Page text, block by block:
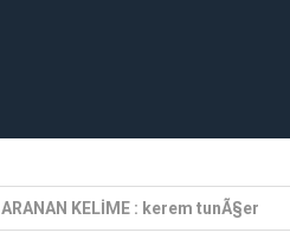
ARANAN KELİME : kerem tunÃ§er